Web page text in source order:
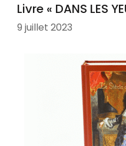
Livre « DANS LES
9 juillet 2023